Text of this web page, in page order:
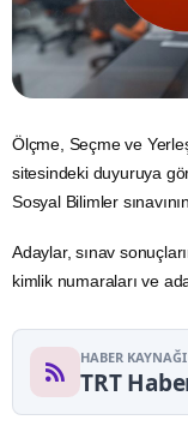
Ölçme, Seçme ve
sitesindeki duyuruya
Sosyal Bilimler
Adaylar, sınav
kimliknumaraları ve
HABER KAYNAĞI
TRT